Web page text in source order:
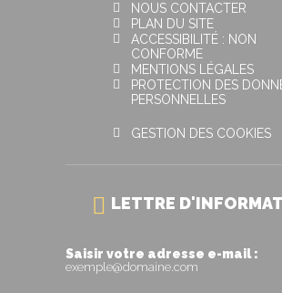
NOUS CONTACTER
PLAN DU SITE
ACCESSIBILITÉ : NON
CONFORME
MENTIONS LÉGALES
PROTECTION DES
PERSONNELLES
GESTION DES COOKIES
LETTRE
Saisir votre adresse e-mail :
exemple@domaine.com